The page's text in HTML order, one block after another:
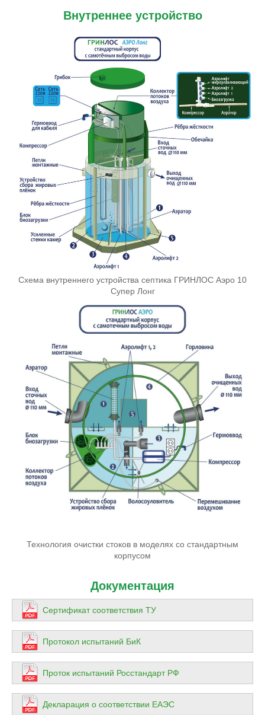
Внутреннее устройство
Схема внутреннего устройства септика ГРИНЛОС Аэро 10
Супер Лонг
Технология очистки стоков в моделях со стандартным
корпусом
Документация
Сертификат соответствия ТУ
Протокол испытаний БиК
Проток испытаний Росстандарт РФ
Декларация о соответствии ЕАЭС